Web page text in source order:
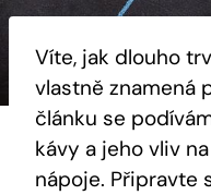
Víte, jak dlouho
vlastně znamená
článku se
kávy a jeho vliv
nápoje. Připravte